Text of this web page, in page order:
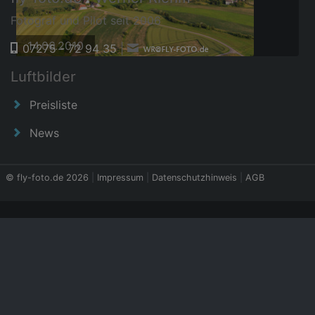
14.06.2010
Fotograf und Pilot seit 2006
07275 - 72 94 35|
Luftbilder
Preisliste
News
© fly-foto.de 2026 Impressum Datenschutzhinweis AGB